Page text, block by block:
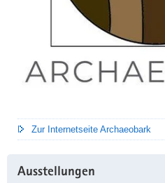
Zur Internetseite Archaeobark
Ausstellungen